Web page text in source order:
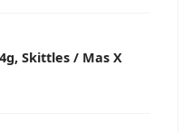
Skittles / Mas X